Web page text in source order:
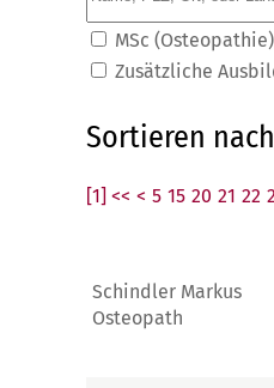
MSc (Osteopathie)
Zusätzliche
Sortieren nach
[1] << < 5 15 20 21 22
Schindler Markus
Osteopath